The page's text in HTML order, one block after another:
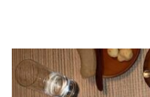
Lima